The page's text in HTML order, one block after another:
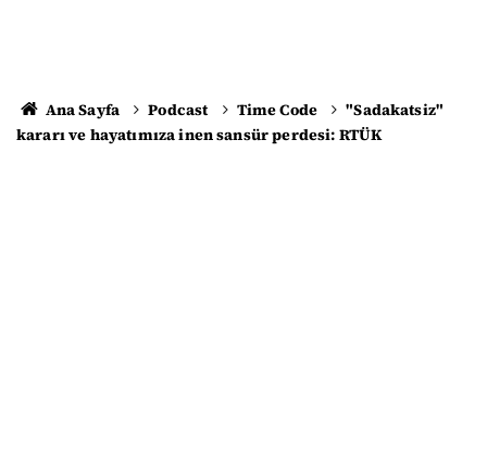
Ana Sayfa Podcast Time Code
"Sadakatsiz"
kararı ve hayatımıza inen sansür perdesi: RTÜK